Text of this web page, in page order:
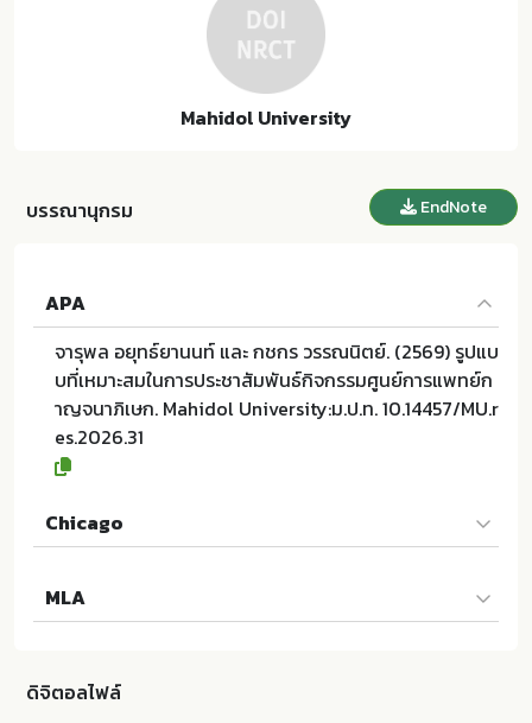
Mahidol University
บรรณานุกรม EndNote
APA
จารุพล อยุทธ์ยานนท์ และ กชกร วรรณนิตย์. (2569) รูปแบ
บที่เหมาะสมในการประชาสัมพันธ์กิจกรรมศูนย์การแพทย์ก
าญจนาภิเษก. Mahidol University:ม.ป.ท. 10.14457/MU.r
es.2026.31
Chicago
บที่เหมาะสมในการประชาสัมพันธ์กิจกรรมศูนย์การแพทย์ก
าญจนาภิเษก. ม.ป.ท.:Mahidol University; 10.14457/MU.
MLA
ภิเษก. ม.ป.ท.:Mahidol University, 2569. Print. 10.1445
ดิจิตอลไฟล์